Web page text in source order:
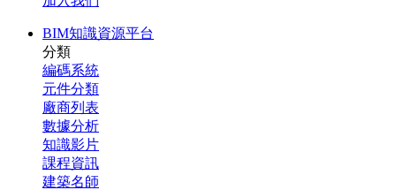
BIM知識資源平台
分類
編碼系統
元件分類
廠商列表
數據分析
知識影片
課程資訊
建築名師